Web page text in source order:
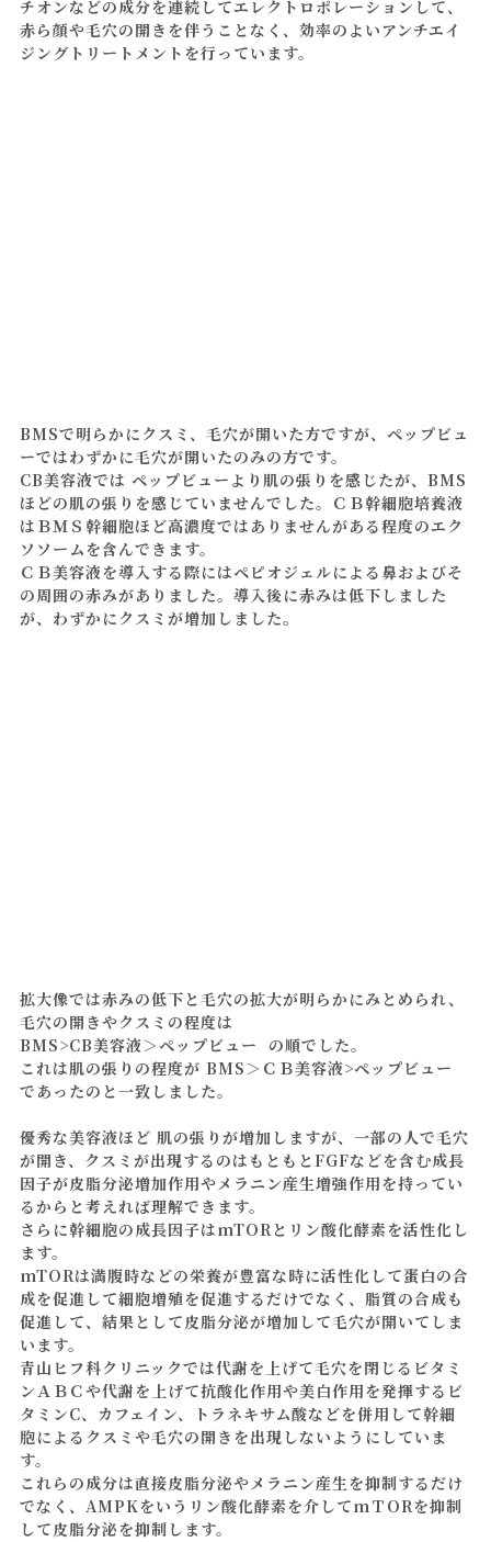
チオンなどの成分を連続してエレクトロポレーションして、
赤ら顔や毛穴の開きを伴うことなく、効率のよいアンチエイ
ジングトリートメントを行っています。
BMSで明らかにクスミ、毛穴が開いた方ですが、ペップビュ
ーではわずかに毛穴が開いたのみの方です。
CB美容液では ペップビューより肌の張りを感じたが、BMS
ほどの肌の張りを感じていませんでした。ＣＢ幹細胞培養液
はＢＭＳ幹細胞ほど高濃度ではありませんがある程度のエク
ソソームを含んできます。
ＣＢ美容液を導入する際にはペピオジェルによる鼻およびそ
の周囲の赤みがありました。導入後に赤みは低下しました
が、わずかにクスミが増加しました。
拡大像では赤みの低下と毛穴の拡大が明らかにみとめられ、
毛穴の開きやクスミの程度は
BMS>CB美容液＞ペップビュー の順でした。
これは肌の張りの程度が BMS＞ＣＢ美容液>ペップビュー
であったのと一致しました。
優秀な美容液ほど 肌の張りが増加しますが、一部の人で毛穴
が開き、クスミが出現するのはもともとFGFなどを含む成長
因子が皮脂分泌増加作用やメラニン産生増強作用を持ってい
るからと考えれば理解できます。
さらに幹細胞の成長因子はmTORとリン酸化酵素を活性化し
ます。
mTORは満腹時などの栄養が豊富な時に活性化して蛋白の合
成を促進して細胞増殖を促進するだけでなく、脂質の合成も
促進して、結果として皮脂分泌が増加して毛穴が開いてしま
います。
青山ヒフ科クリニックでは代謝を上げて毛穴を閉じるビタミ
ンＡＢＣや代謝を上げて抗酸化作用や美白作用を発揮するビ
タミンC、カフェイン、トラネキサム酸などを併用して幹細
胞によるクスミや毛穴の開きを出現しないようにしていま
す。
これらの成分は直接皮脂分泌やメラニン産生を抑制するだけ
でなく、AMPKをいうリン酸化酵素を介してmＴORを抑制
して皮脂分泌を抑制します。